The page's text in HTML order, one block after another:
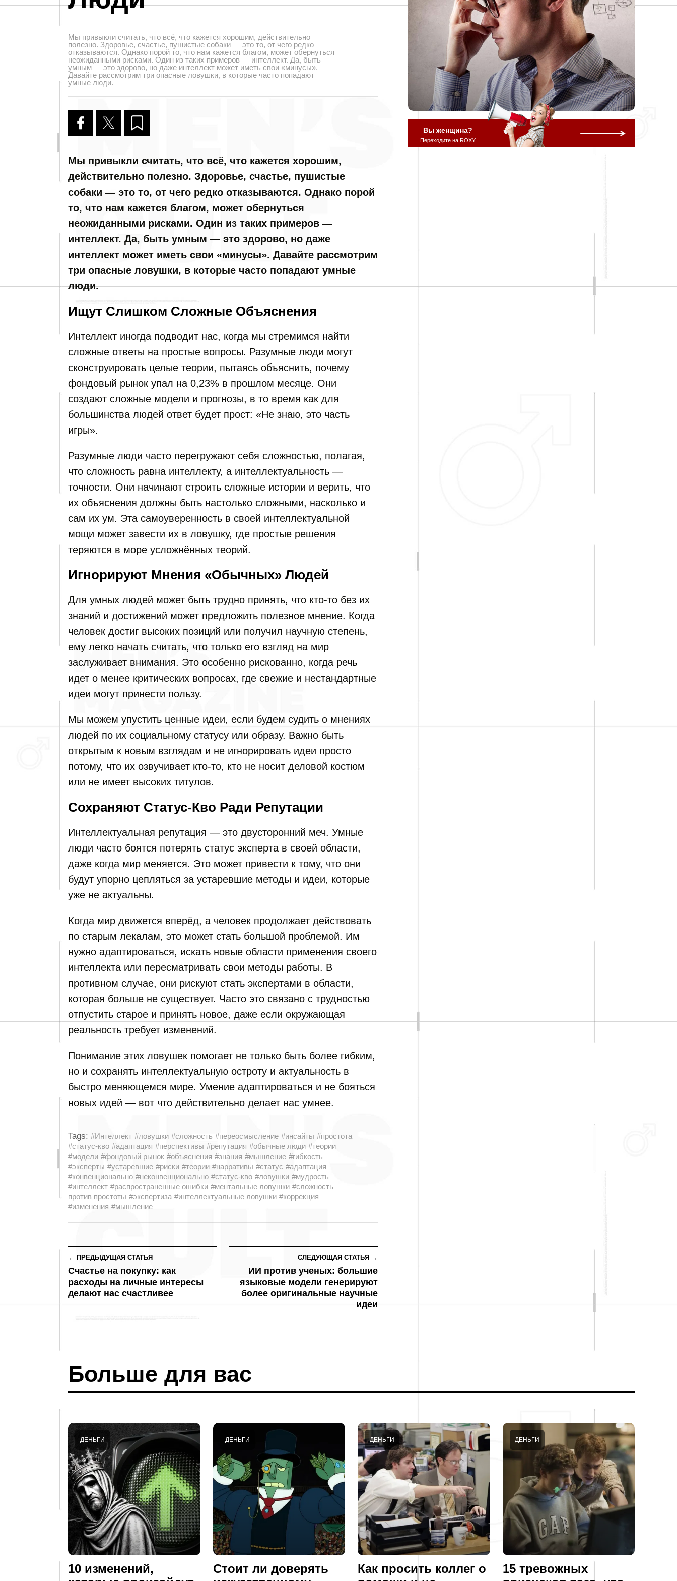
Мы привыкли считать, что всё, что кажется хорошим, действительно
полезно. Здоровье, счастье, пушистые собаки — это то, от чего редко
отказываются. Однако порой то, что нам кажется благом, может обернуться
неожиданными рисками. Один из таких примеров — интеллект. Да, быть
умным — это здорово, но даже интеллект может иметь свои «минусы».
Давайте рассмотрим три опасные ловушки, в которые часто попадают
умные люди.
Мы привыкли считать, что всё, что кажется хорошим,
действительно полезно. Здоровье, счастье, пушистые
собаки — это то, от чего редко отказываются. Однако порой
то, что нам кажется благом, может обернуться
неожиданными рисками. Один из таких примеров —
интеллект. Да, быть умным — это здорово, но даже
интеллект может иметь свои «минусы». Давайте рассмотрим
три опасные ловушки, в которые часто попадают умные
люди.
Ищут Слишком Сложные Объяснения
Интеллект иногда подводит нас, когда мы стремимся найти
сложные ответы на простые вопросы. Разумные люди могут
сконструировать целые теории, пытаясь объяснить, почему
фондовый рынок упал на 0,23% в прошлом месяце. Они
создают сложные модели и прогнозы, в то время как для
большинства людей ответ будет прост: «Не знаю, это часть
игры».
Разумные люди часто перегружают себя сложностью, полагая,
что сложность равна интеллекту, а интеллектуальность —
точности. Они начинают строить сложные истории и верить, что
их объяснения должны быть настолько сложными, насколько и
сам их ум. Эта самоуверенность в своей интеллектуальной
мощи может завести их в ловушку, где простые решения
теряются в море усложнённых теорий.
Игнорируют Мнения «Обычных» Людей
Для умных людей может быть трудно принять, что кто-то без их
знаний и достижений может предложить полезное мнение. Когда
человек достиг высоких позиций или получил научную степень,
ему легко начать считать, что только его взгляд на мир
заслуживает внимания. Это особенно рискованно, когда речь
идет о менее критических вопросах, где свежие и нестандартные
идеи могут принести пользу.
Мы можем упустить ценные идеи, если будем судить о мнениях
людей по их социальному статусу или образу. Важно быть
открытым к новым взглядам и не игнорировать идеи просто
потому, что их озвучивает кто-то, кто не носит деловой костюм
или не имеет высоких титулов.
Сохраняют Статус-Кво Ради Репутации
Интеллектуальная репутация — это двусторонний меч. Умные
люди часто боятся потерять статус эксперта в своей области,
даже когда мир меняется. Это может привести к тому, что они
будут упорно цепляться за устаревшие методы и идеи, которые
уже не актуальны.
Когда мир движется вперёд, а человек продолжает действовать
по старым лекалам, это может стать большой проблемой. Им
нужно адаптироваться, искать новые области применения своего
интеллекта или пересматривать свои методы работы. В
противном случае, они рискуют стать экспертами в области,
которая больше не существует. Часто это связано с трудностью
отпустить старое и принять новое, даже если окружающая
реальность требует изменений.
Понимание этих ловушек помогает не только быть более гибким,
но и сохранять интеллектуальную остроту и актуальность в
быстро меняющемся мире. Умение адаптироваться и не бояться
новых идей — вот что действительно делает нас умнее.
Tags: #Интеллект #ловушки #сложность #переосмысление #инсайты #простота
#статус-кво #адаптация #перспективы #репутация #обычные люди #теории
#модели #фондовый рынок #объяснения #знания #мышление #гибкость
#эксперты #устаревшие #риски #теории #нарративы #статус #адаптация
#конвенционально #неконвенционально #статус-кво #ловушки #мудрость
#интеллект #распространенные ошибки #ментальные ловушки #сложность
против простоты #экспертиза #интеллектуальные ловушки #коррекция
#изменения #мышление
← ПРЕДЫДУЩАЯ СТАТЬЯ
Счастье на покупку: как
расходы на личные интересы
делают нас счастливее
СЛЕДУЮЩАЯ СТАТЬЯ →
ИИ против ученых: большие
языковые модели генерируют
более оригинальные научные
идеи
Вы женщина?
Переходите на ROXY
Больше для вас
10 изменений,
ДЕНЬГИ
Стоит ли доверять
ДЕНЬГИ
Как просить коллег о
ДЕНЬГИ
15 тревожных
ДЕНЬГИ